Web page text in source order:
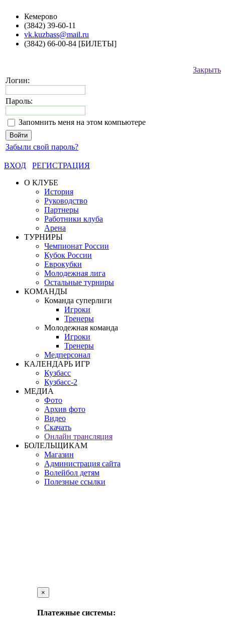
Кемерово
(3842) 39-60-11
vk.kuzbass@mail.ru
(3842) 66-00-84 [БИЛЕТЫ]
Закрыть
Логин:
Пароль:
Запомнить меня на этом компьютере
Забыли свой пароль?
ВХОД
РЕГИСТРАЦИЯ
О КЛУБЕ
История
Руководство
Партнеры
Работники клуба
Арена
ТУРНИРЫ
Чемпионат России
Кубок России
Еврокубки
Молодежная лига
Остальные турниры
КОМАНДЫ
Команда суперлиги
Игроки
Тренеры
Молодежная команда
Игроки
Тренеры
Медперсонал
КАЛЕНДАРЬ ИГР
Кузбасс
Кузбасс-2
МЕДИА
Фото
Архив фото
Видео
Скачать
Онлайн трансляция
БОЛЕЛЬЩИКАМ
Магазин
Администрация сайта
Волейбол детям
Полезные ссылки
×
Платежные системы: